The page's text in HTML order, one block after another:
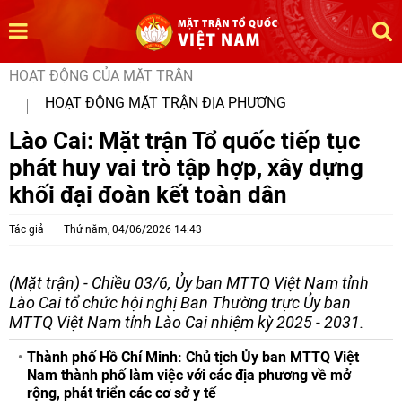
HOẠT ĐỘNG CỦA MẶT TRẬN
HOẠT ĐỘNG MẶT TRẬN ĐỊA PHƯƠNG
Lào Cai: Mặt trận Tổ quốc tiếp tục
phát huy vai trò tập hợp, xây dựng
khối đại đoàn kết toàn dân
Tác giả Thứ năm, 04/06/2026 14:43
(Mặt trận) - Chiều 03/6, Ủy ban MTTQ Việt Nam tỉnh
Lào Cai tổ chức hội nghị Ban Thường trực Ủy ban
MTTQ Việt Nam tỉnh Lào Cai nhiệm kỳ 2025 - 2031.
Thành phố Hồ Chí Minh: Chủ tịch Ủy ban MTTQ Việt
Nam thành phố làm việc với các địa phương về mở
rộng, phát triển các cơ sở y tế